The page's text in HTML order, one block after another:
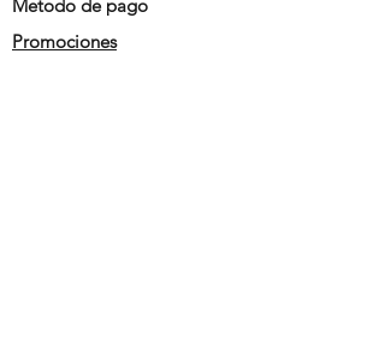
Metodo de pago
Promociones